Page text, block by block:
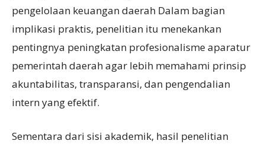
pengelolaan keuangan daerah Dalam bagian
implikasi praktis, penelitian itu menekankan
pentingnya peningkatan profesionalisme aparatur
pemerintah daerah agar lebih memahami prinsip
akuntabilitas, transparansi, dan pengendalian
intern yang efektif.
Sementara dari sisi akademik, hasil penelitian